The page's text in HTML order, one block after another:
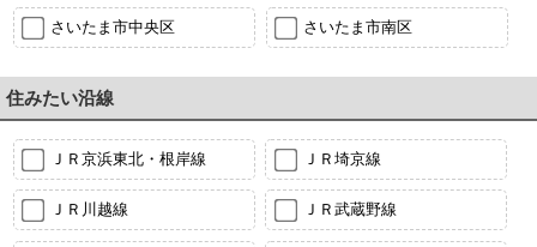
さいたま市中央区 さいたま市南区
住みたい沿線
ＪＲ京浜東北・根岸線 ＪＲ埼京線
ＪＲ川越線 ＪＲ武蔵野線